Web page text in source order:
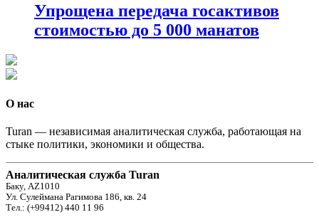
Упрощена передача госактивов
стоимостью до 5 000 манатов
О нас
Turan — независимая аналитическая служба, работающая на
стыке политики, экономики и общества.
Аналитическая служба Turan
Баку, AZ1010
Ул. Сулеймана Рагимова 186, кв. 24
Тел.: (+99412) 440 11 96